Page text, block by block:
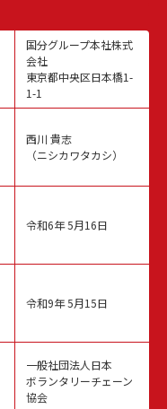
国分グループ本社株式
会社
東京都中央区日本橋1-
1-1
西川 貴志
（ニシカワタカシ）
令和6年 5月16日
令和9年 5月15日
一般社団法人日本
ボランタリーチェーン
協会